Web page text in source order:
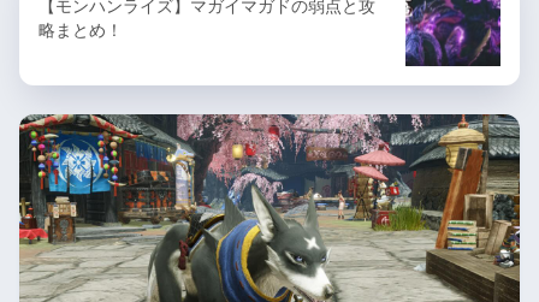
【モンハンライズ】マガイマガドの弱点と攻
略まとめ！